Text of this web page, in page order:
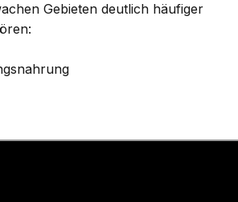
Gebieten deutlich häufiger